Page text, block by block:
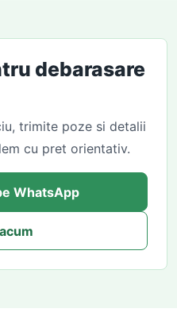
debarasare
trimite poze si detalii
cu pret orientativ.
WhatsApp